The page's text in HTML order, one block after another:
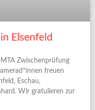
Elsenfeld
Zwischenprüfung
freuen
Eschau,
Wir gratulieren zur